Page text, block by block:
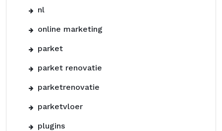
nl
online marketing
parket
parket renovatie
parketrenovatie
parketvloer
plugins